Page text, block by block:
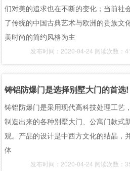
们对美的追求也在不断的变化；当前社
了传统的中国古典艺术与欧洲的贵族文
美时尚的简约风格为主
发布时间：2020-04-24 阅读次数：
铸铝防爆门是选择别墅大门的首选!
铸铝防爆门是采用现代高科技处理工艺
制造出来的各种别墅大门、公寓门款式
观。产品的设计是中西方文化的结晶，
体
发布时间：2020-04-24 阅读次数：